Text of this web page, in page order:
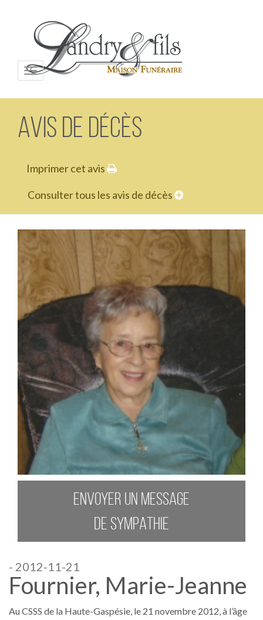
Menu
Avis de décès
Imprimer cet avis
Consulter tous les avis de décès
ENVOYER UN MESSAGE
DE SYMPATHIE
- 2012-11-21
Fournier, Marie-Jeanne
Au CSSS de la Haute-Gaspésie, le 21 novembre 2012, à l’âge